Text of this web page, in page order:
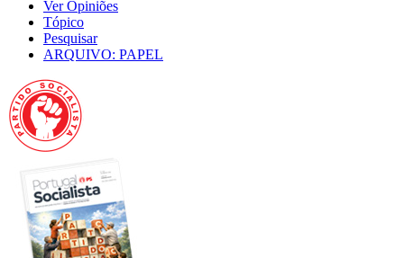
Ver Opiniões
Tópico
Pesquisar
ARQUIVO: PAPEL